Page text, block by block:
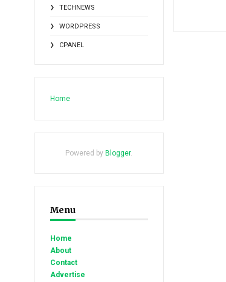
TECHNEWS
WORDPRESS
CPANEL
Home
Powered by Blogger.
Menu
Home
About
Contact
Advertise